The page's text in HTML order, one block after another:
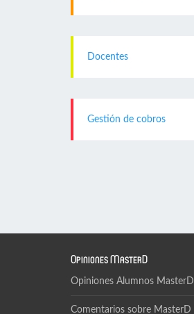
Docentes
Gestión de cobros
Opiniones MasterD
Opiniones Alumnos MasterD
Comentarios sobre MasterD